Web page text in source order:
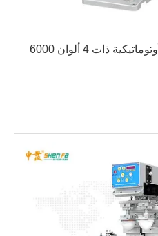
آلة طباعة الوسادة شبه الأوتوماتيكية ذات 4 ألوان 6000